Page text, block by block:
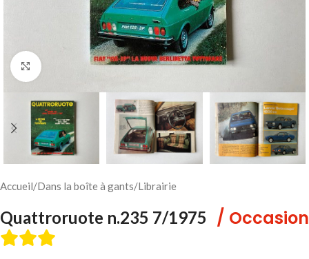
Cliquez pour agrandir
Accueil/Dans la boîte à gants/Librairie
Quattroruote n.235 7/1975 / Occasion